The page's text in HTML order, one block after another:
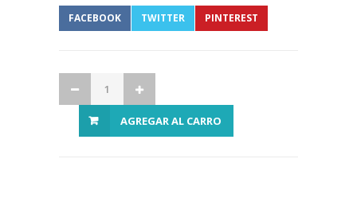
FACEBOOK TWITTER PINTEREST
AGREGAR AL CARRO